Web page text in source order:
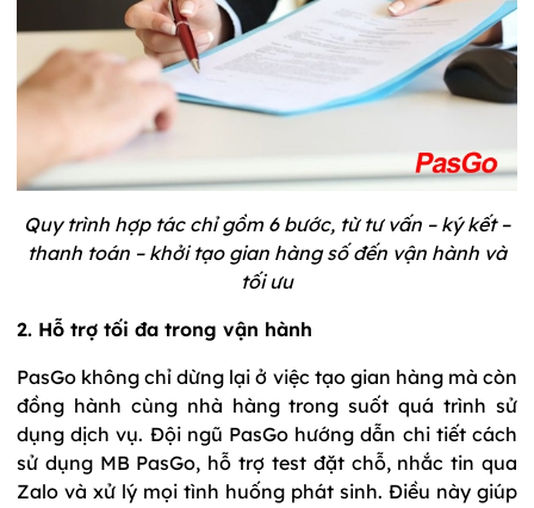
Quy trình hợp tác chỉ gồm 6 bước, từ tư vấn – ký kết –
thanh toán – khởi tạo gian hàng số đến vận hành và
tối ưu
2. Hỗ trợ tối đa trong vận hành
PasGo không chỉ dừng lại ở việc tạo gian hàng mà còn
đồng hành cùng nhà hàng trong suốt quá trình sử
dụng dịch vụ. Đội ngũ PasGo hướng dẫn chi tiết cách
sử dụng MB PasGo, hỗ trợ test đặt chỗ, nhắc tin qua
Zalo và xử lý mọi tình huống phát sinh. Điều này giúp